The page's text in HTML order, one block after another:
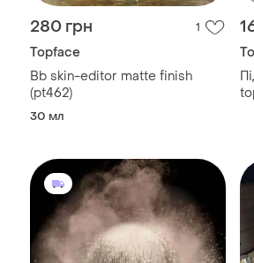
280 грн 1
Topface
Bb skin-editor matte finish
(pt462)
30 мл